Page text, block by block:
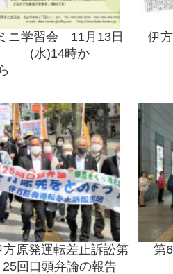
ニ学習会 11月13日
(水)14時か
ら
伊
方原発運転差止訴訟第
25回口頭弁論の報告
第